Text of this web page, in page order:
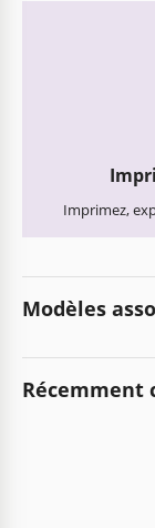
Imprimez,
Modèles
Récemment